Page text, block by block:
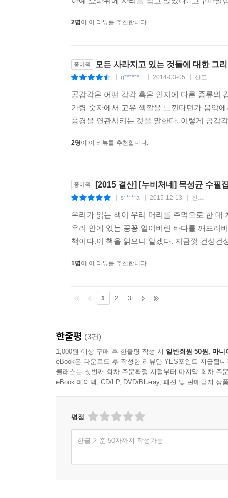
존경해 마지않는다.
오전에 한 병 오후에 한 병 소금물 주사를 맞은
중대장 사모님은 미역국을 먹고, 우리는 오누이
나는 막 해가 진 바다를 향해서 돈대에 주저앉았
(靑鹿集)』이었다. 책표지가 손때에 곱게 절어 있었
“위생병님 고마워요. 뭐 드릴게 없어요.”
--- p.456
2명이 이 리뷰를 추천합니다.
종이책 모든 사라지고 있는 것들에 대한 그
g******1 2014-03-05 신고
공감각은 어떤 감각 혹은 인지에 다른 종류의
가령 숫자에서 고유 색깔을 느낀다던가 음악
풍경을 연관시키는 것을 말한다. 이렇게 공감
2명이 이 리뷰를 추천합니다.
종이책 [2015 결산] [누비처네] 목성균 수필
s*****a 2015-12-13 신고
우리가 읽는 책이 우리 머리를 주먹으로 한
우리 안에 있는 꽁꽁 얼어버린 바다를 깨뜨려
책이다.이 책을 읽으니 알겠다. 지금껏 건성
1명이 이 리뷰를 추천합니다.
1 2 3
한줄평 (3건)
1,000원 이상 구매 후 한줄평 작성 시 일반회원 50원, 마니
eBook은 다운로드 후 작성한 리뷰만 YES포인트 지급됩니
클래스는 첫번째 회차 주문확정 시점부터 마지막 회차 주
eBook 페이백, CD/LP, DVD/Blu-ray, 패션 및 판매금지 상
평점
한글 기준 50자까지 작성가능